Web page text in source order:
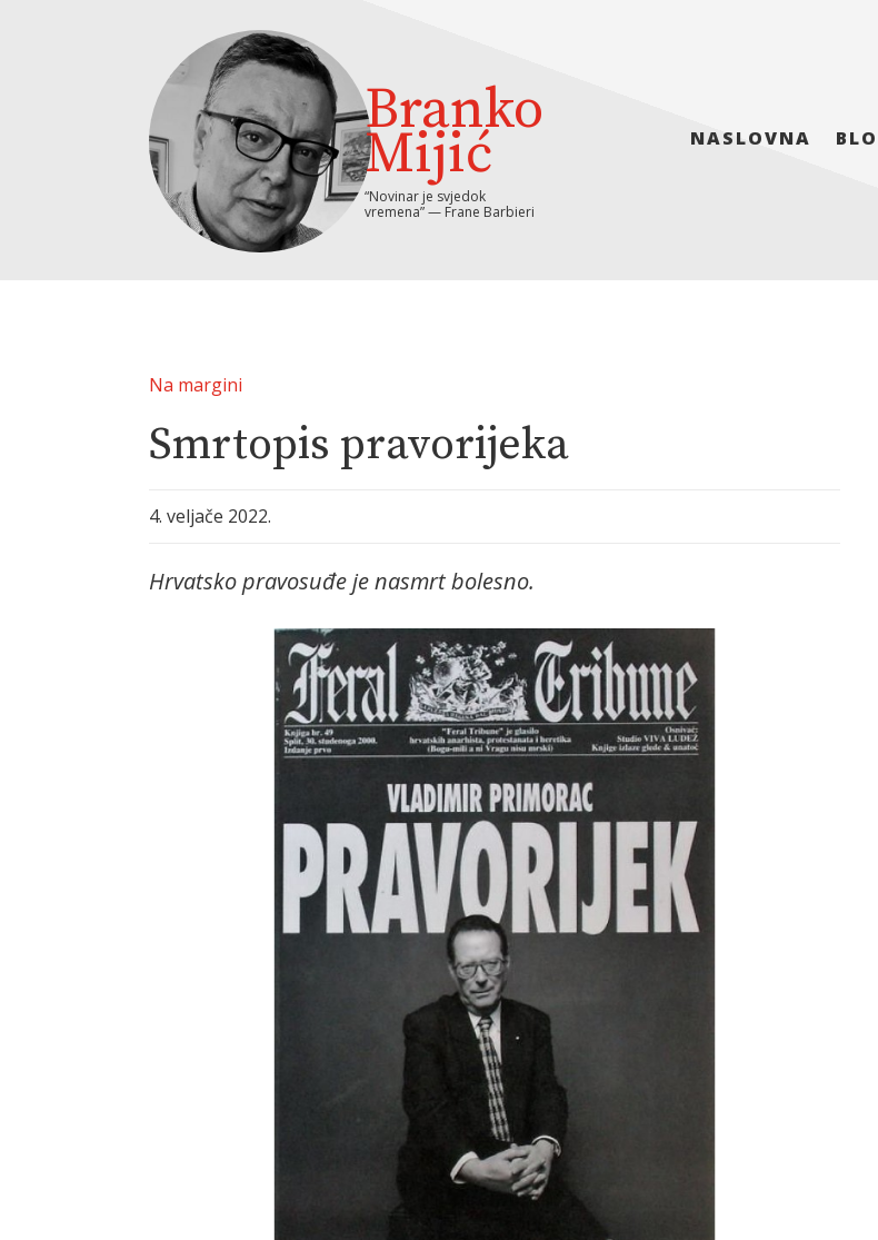
Branko
Mijić
“Novinar je svjedok
vremena” — Frane Barbieri
NASLOVNA
Na margini
Smrtopis pravorijeka
4. veljače 2022.
Hrvatsko pravosuđe je nasmrt bolesno.